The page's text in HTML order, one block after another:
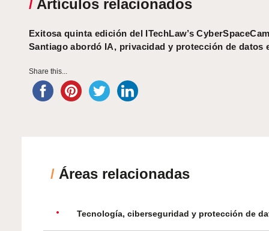
/ Artículos relacionados
Exitosa quinta edición del ITechLaw’s
Santiago abordó IA, privacidad y protección de datos
Share this...
/ Áreas relacionadas
Tecnología, ciberseguridad y protección de